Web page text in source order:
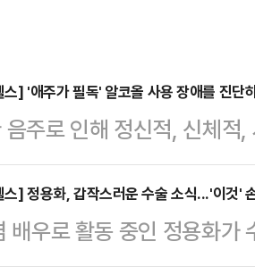
스] '애주가 필독' 알코올 사용 장애를 진단
주로 인해 정신적, 신체적
사용 장애는 술을 마시지
이 나타나 일상에 지장을
판단 기준이 모호하고, 단순
쉽다. 자칭 애주가라지만
스] 정용화, 갑작스러운 수술 소식...'이것'
배우로 활동 중인 정용화가
엔터테인먼트는 "정용화는